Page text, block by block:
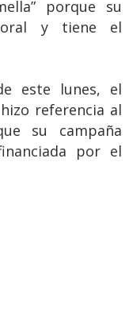
porque su
y tiene el
este lunes, el
referencia al
su campaña
por el